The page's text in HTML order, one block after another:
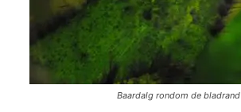
Baardalg rondom de bladrand